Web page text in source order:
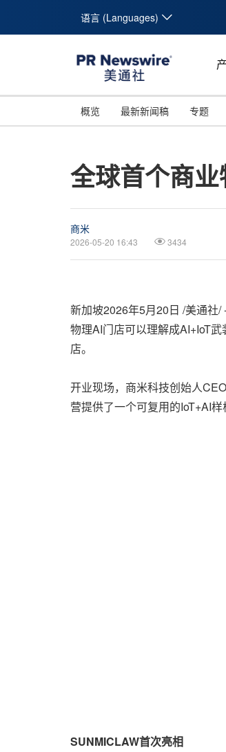
语言 (Languages)
概览 最新新闻稿 专题
全球首个商
商米
2026-05-20 16:43 3434
新加坡2026年5月20日 /美通社/
物理AI门店可以理解成AI+IoT
店。
开业现场，商米科技创始人
营提供了一个可复用的IoT+AI样
SUNMICLAW首次亮相